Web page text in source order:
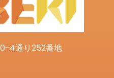
4通り252番地